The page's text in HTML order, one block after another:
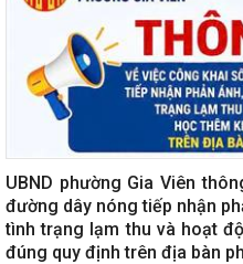
UBND phường Gia Viên
đường dây nóng tiếp nhận
tình trạng lạm thu và hoạt
đúng quy định trên địa bàn